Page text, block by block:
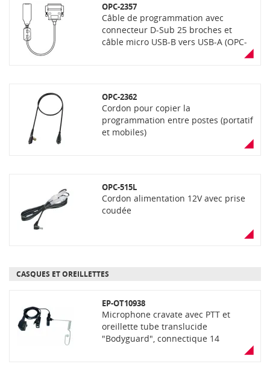
OPC-2357
Câble de programmation avec
connecteur D-Sub 25 broches et
câble micro USB-B vers USB-A (OPC-
OPC-2362
Cordon pour copier la
programmation entre postes (portatif
et mobiles)
OPC-515L
Cordon alimentation 12V avec prise
coudée
CASQUES ET OREILLETTES
EP-OT10938
Microphone cravate avec PTT et
oreillette tube translucide
"Bodyguard", connectique 14